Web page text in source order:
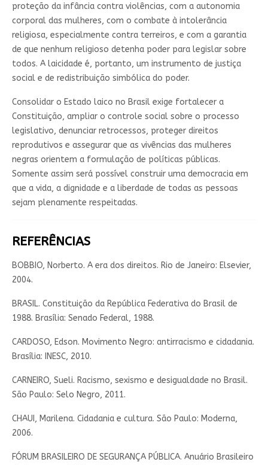
proteção da infância contra violências, com a autonomia
corporal das mulheres, com o combate à intolerância
religiosa, especialmente contra terreiros, e com a garantia
de que nenhum religioso detenha poder para legislar sobre
todos. A laicidade é, portanto, um instrumento de justiça
social e de redistribuição simbólica do poder.
Consolidar o Estado laico no Brasil exige fortalecer a
Constituição, ampliar o controle social sobre o processo
legislativo, denunciar retrocessos, proteger direitos
reprodutivos e assegurar que as vivências das mulheres
negras orientem a formulação de políticas públicas.
Somente assim será possível construir uma democracia em
que a vida, a dignidade e a liberdade de todas as pessoas
sejam plenamente respeitadas.
REFERÊNCIAS
BOBBIO, Norberto. A era dos direitos. Rio de Janeiro: Elsevier,
2004.
BRASIL. Constituição da República Federativa do Brasil de
1988. Brasília: Senado Federal, 1988.
CARDOSO, Edson. Movimento Negro: antirracismo e cidadania.
Brasília: INESC, 2010.
CARNEIRO, Sueli. Racismo, sexismo e desigualdade no Brasil.
São Paulo: Selo Negro, 2011.
CHAUI, Marilena. Cidadania e cultura. São Paulo: Moderna,
2006.
FÓRUM BRASILEIRO DE SEGURANÇA PÚBLICA. Anuário Brasileiro